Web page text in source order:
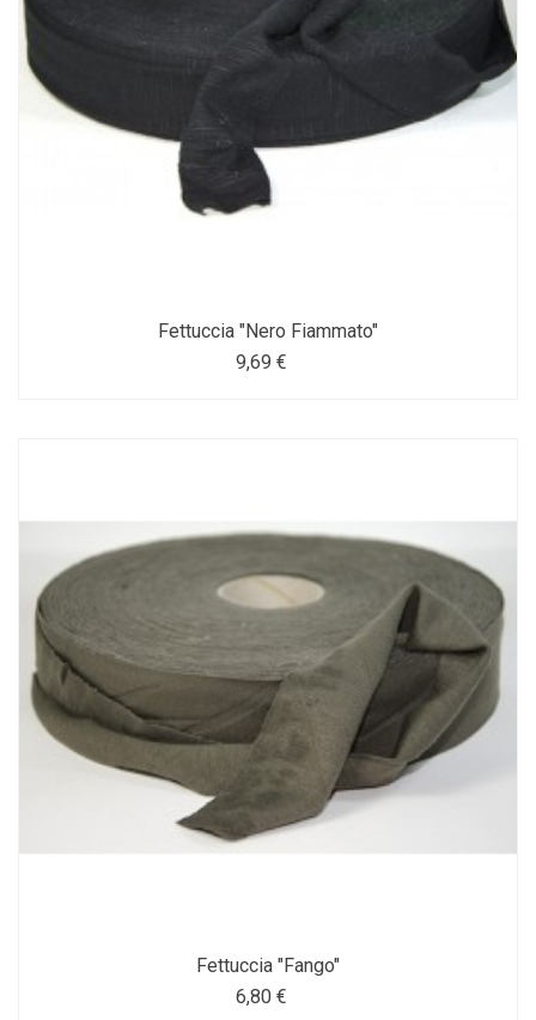
Fettuccia "Nero Fiammato"
9,69 €
Fettuccia "Fango"
6,80 €